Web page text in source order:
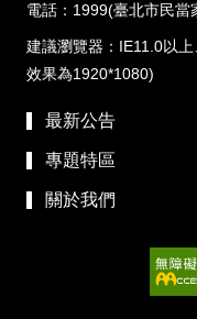
電話：1999(臺北市民
建議瀏覽器：IE11.0以
效果為1920*1080)
最新公告
專題特區
關於我們